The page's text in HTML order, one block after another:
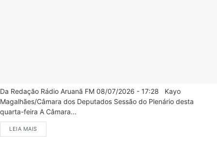
Da Redação Rádio Aruanã FM 08/07/2026 - 17:28 Kayo
Magalhães/Câmara dos Deputados Sessão do Plenário desta
quarta-feira A Câmara...
LEIA MAIS